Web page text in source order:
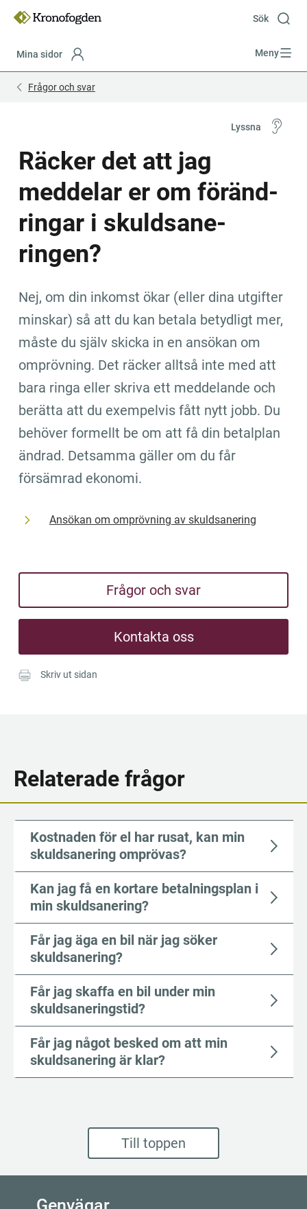
innehåll
Sök
Mina sidor Meny
Frågor och svar
Lyssna
Räcker det att jag
meddelar er om för­änd­
ringar i skuld­sa­ne­
ringen?
Nej, om din inkomst ökar (eller dina utgifter
minskar) så att du kan betala betydligt mer,
måste du själv skicka in en ansökan om
omprövning. Det räcker alltså inte med att
bara ringa eller skriva ett meddelande och
berätta att du exempelvis fått nytt jobb. Du
behöver formellt be om att få din betalplan
ändrad. Detsamma gäller om du får
försämrad ekonomi.
Ansökan om omprövning av skuldsanering
Frågor och svar
Kontakta oss
Skriv ut sidan
Relaterade frågor
Kostnaden för el har rusat, kan min
skuldsanering omprövas?
Kan jag få en kortare betal­nings­plan i
min skuldsanering?
Får jag äga en bil när jag söker
skuldsanering?
Får jag skaffa en bil under min
skuldsaneringstid?
Får jag något besked om att min
skuldsanering är klar?
Till toppen
start
end